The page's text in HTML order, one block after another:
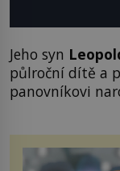
Jeho syn
půlroční dítě a
panovníkovi